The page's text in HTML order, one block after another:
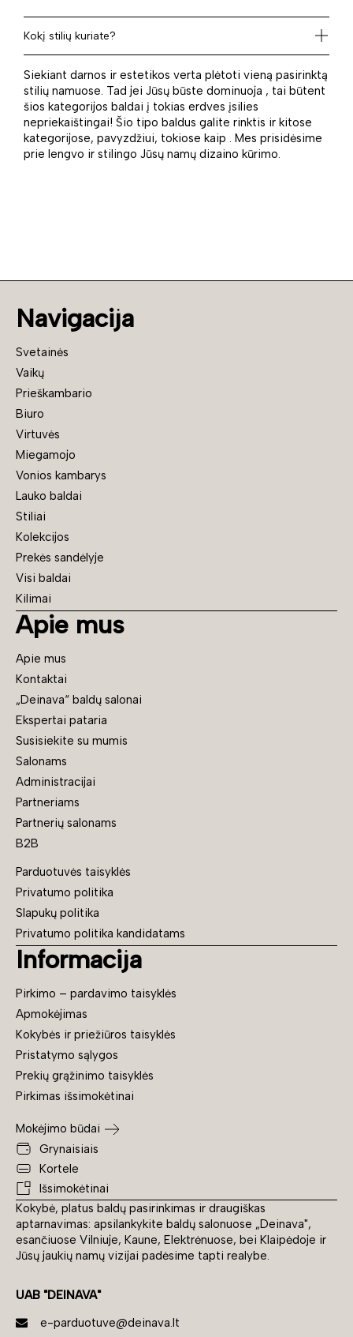
Kokį stilių kuriate?
Siekiant darnos ir estetikos verta plėtoti vieną pasirinktą
stilių namuose. Tad jei Jūsų būste dominuoja , tai būtent
šios kategorijos baldai į tokias erdves įsilies
nepriekaištingai! Šio tipo baldus galite rinktis ir kitose
kategorijose, pavyzdžiui, tokiose kaip . Mes prisidėsime
prie lengvo ir stilingo Jūsų namų dizaino kūrimo.
Kokybė, platus baldų pasirinkimas ir draugiškas
aptarnavimas: apsilankykite baldų salonuose „Deinava",
esančiuose Vilniuje, Kaune, Elektrėnuose, bei Klaipėdoje ir
Jūsų jaukių namų vizijai padėsime tapti realybe.
UAB "DEINAVA"
e-parduotuve@deinava.lt
Navigacija
Svetainės
Vaikų
Prieškambario
Biuro
Virtuvės
Miegamojo
Vonios kambarys
Lauko baldai
Stiliai
Kolekcijos
Prekės sandėlyje
Visi baldai
Kilimai
Apie mus
Apie mus
Kontaktai
„Deinava“ baldų salonai
Ekspertai pataria
Susisiekite su mumis
Salonams
Administracijai
Partneriams
Partnerių salonams
B2B
Parduotuvės taisyklės
Privatumo politika
Slapukų politika
Privatumo politika kandidatams
Informacija
Pirkimo – pardavimo taisyklės
Apmokėjimas
Kokybės ir priežiūros taisyklės
Pristatymo sąlygos
Prekių grąžinimo taisyklės
Pirkimas išsimokėtinai
Mokėjimo būdai
Grynaisiais
Kortele
Išsimokėtinai